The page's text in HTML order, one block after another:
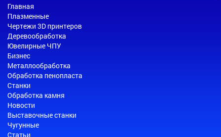
Главная
Плазменные
Чертежи 3D принтеров
Деревообработка
Ювелирные ЧПУ
Бизнес
Металлообработка
Обработка пенопласта
Станки
Обработка камня
Новости
Выставочные станки
Чугунные
Статьи